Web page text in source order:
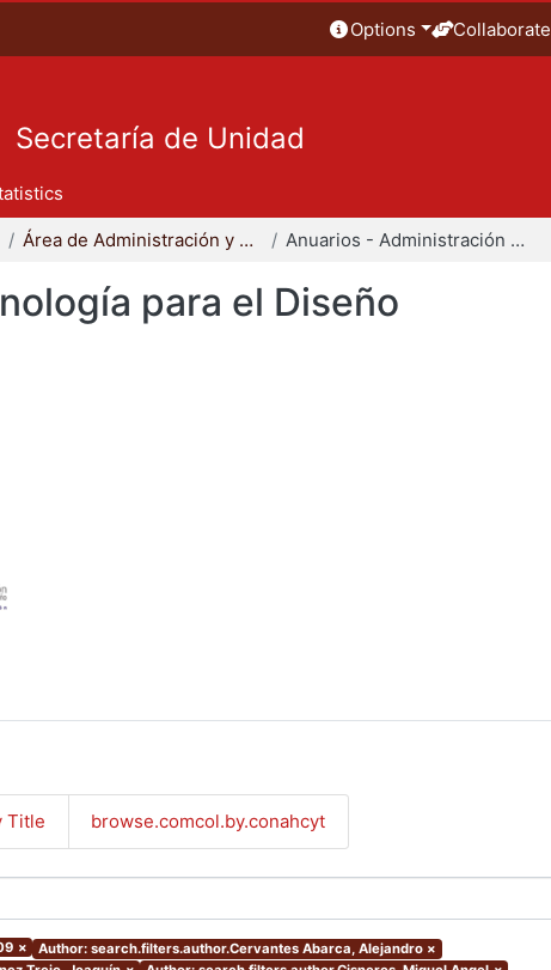
Options Collaborate
Secretaría de Unidad
Área de Administración y Tecnología para el Diseño Anuarios - Administración y Tecnología para el Diseño
para el Diseño
Title browse.comcol.by.conahcyt
× Author: search.filters.author.Cervantes Abarca, Alejandro ×